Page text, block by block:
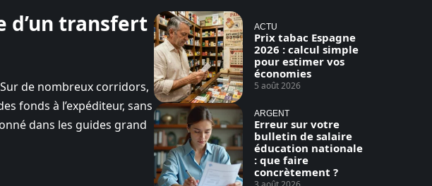
transfert
de nombreux corridors,
fonds à l’expéditeur, sans
dans les guides grand
ACTU
Prix tabac Espagne
2026 : calcul simple
pour estimer vos
économies
5 août 2026
ARGENT
Erreur sur votre
bulletin de salaire
éducation nationale
: que faire
concrètement ?